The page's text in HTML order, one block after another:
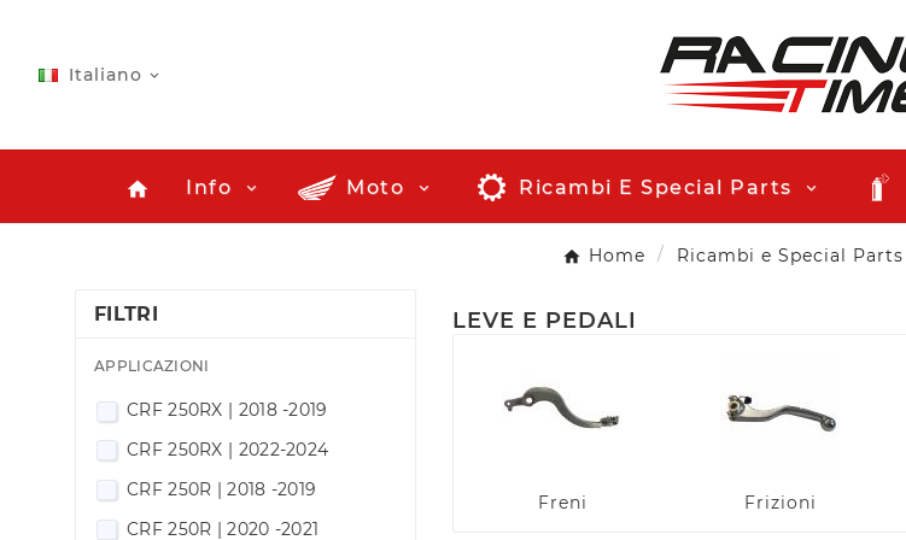
Italiano 
home Info Moto Ricambi E Special Parts
Home Ricambi e Special Parts
FILTRI
APPLICAZIONI
CRF 250RX | 2018 -2019
CRF 250RX | 2022-2024
CRF 250R | 2018 -2019
CRF 250R | 2020 -2021
LEVE E PEDALI
Freni Frizioni